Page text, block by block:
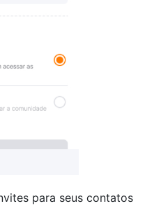
para seus contatos